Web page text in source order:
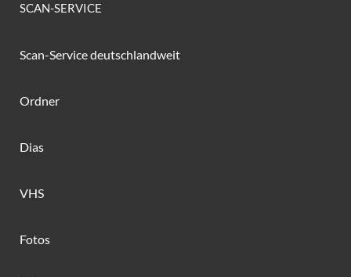
SCAN-SERVICE
Scan-Service deutschlandweit
Ordner
Dias
VHS
Fotos